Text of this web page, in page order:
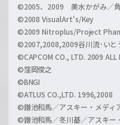
©2005、2009 美水かがみ／
©2008 VisualArt's/Key
©2009 Nitroplus/Project
©2007,2008,2009谷川流･いと
©CAPCOM CO., LTD. 2009 ALL
©窪岡俊之
©BNGI
©ATLUS CO.,LTD. 1996,2008
©鎌池和馬／アスキー・メディ
©鎌池和馬／冬川基／アスキー